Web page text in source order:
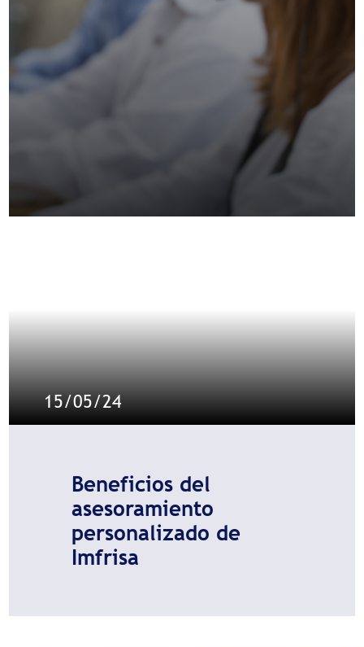
15/05/24
Beneficios del
asesoramiento
personalizado de
Imfrisa